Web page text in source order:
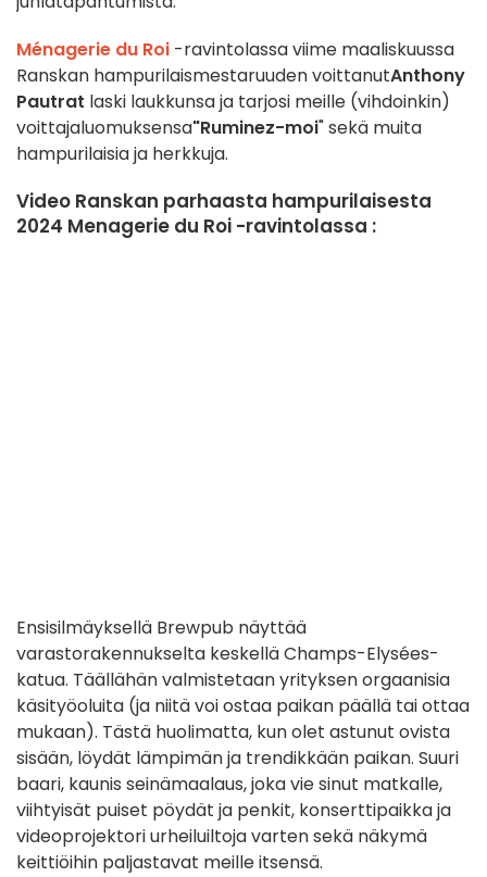
Ménagerie du Roi -ravintolassa viime maaliskuussa
Ranskan hampurilaismestaruuden voittanutAnthony
Pautrat laski laukkunsa ja tarjosi meille (vihdoinkin)
voittajaluomuksensa"Ruminez-moi" sekä muita
hampurilaisia ja herkkuja.
Video Ranskan parhaasta hampurilaisesta
2024 Menagerie du Roi -ravintolassa :
Ensisilmäyksellä Brewpub näyttää
varastorakennukselta keskellä Champs-Elysées-
katua. Täällähän valmistetaan yrityksen orgaanisia
käsityöoluita (ja niitä voi ostaa paikan päällä tai ottaa
mukaan). Tästä huolimatta, kun olet astunut ovista
sisään, löydät lämpimän ja trendikkään paikan. Suuri
baari, kaunis seinämaalaus, joka vie sinut matkalle,
viihtyisät puiset pöydät ja penkit, konserttipaikka ja
videoprojektori urheiluiltoja varten sekä näkymä
keittiöihin paljastavat meille itsensä.